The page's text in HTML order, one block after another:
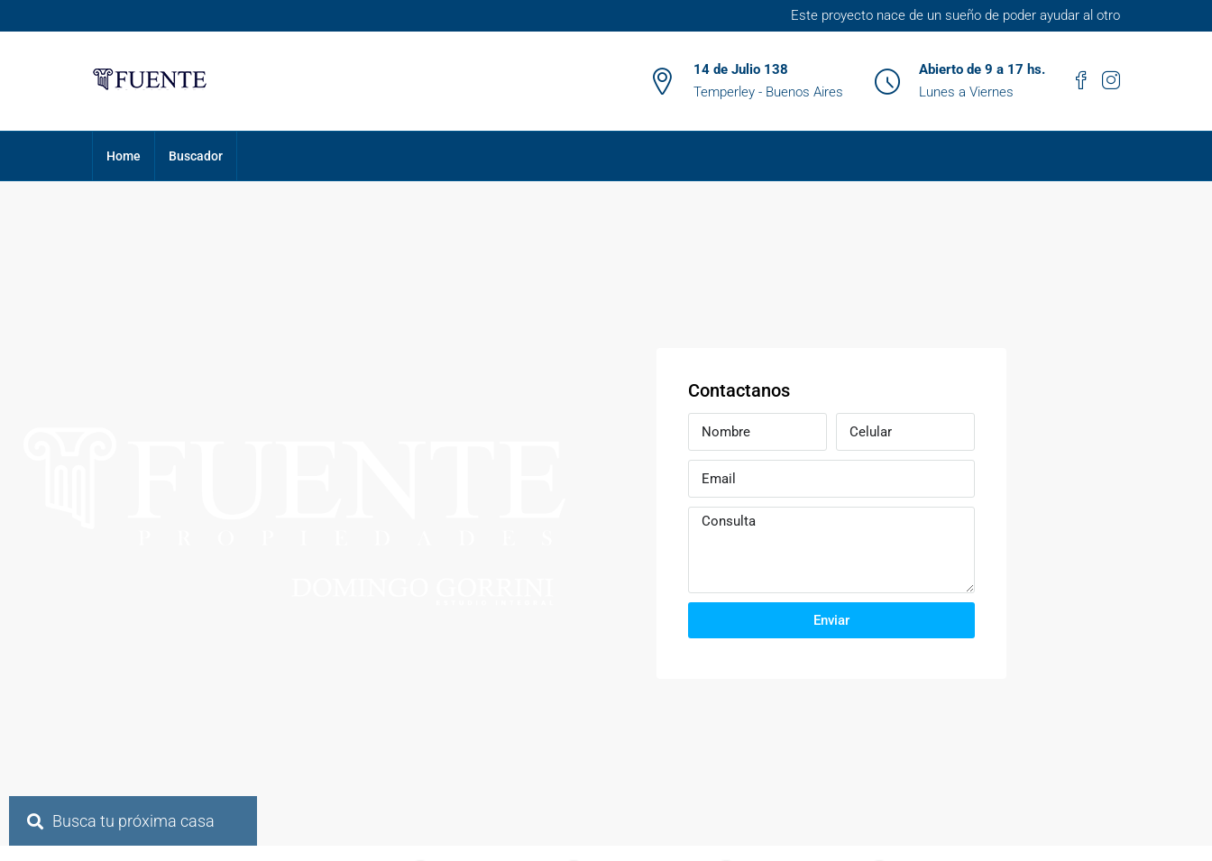
Este proyecto nace de un sueño de poder ayudar al otro
14 de Julio 138
Temperley - Buenos Aires
Abierto de 9 a 17 hs.
Lunes a Viernes
Home Buscador
Contactanos
Enviar
Busca tu próxima casa